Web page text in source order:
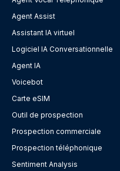
Agent Assist
Assistant IA virtuel
Logiciel IA Conversationnelle
Agent IA
Voicebot
Carte eSIM
Outil de prospection
Prospection commerciale
Prospection téléphonique
Sentiment Analysis